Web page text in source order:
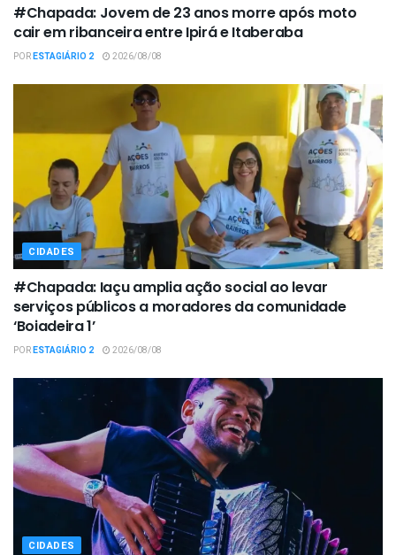
#Chapada: Jovem de 23 anos morre após moto
cair em ribanceira entre Ipirá e Itaberaba
PORESTAGIÁRIO 2 2026/08/08
CIDADES
#Chapada: Iaçu amplia ação social ao levar
serviços públicos a moradores da comunidade
‘Boiadeira 1’
PORESTAGIÁRIO 2 2026/08/08
CIDADES